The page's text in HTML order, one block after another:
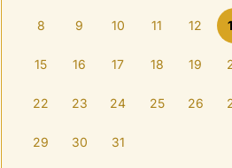
8 9 10 11 12
15 16 17 18 19
22 23 24 25 26
29 30 31